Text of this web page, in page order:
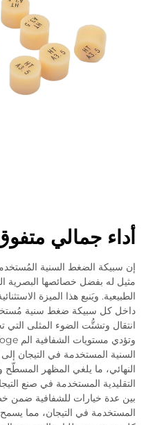
أداء جمالي
إن سبيكة الضغط السنية
مثيل له بفضل خصائصها البصرية
الطبيعية. ويَنبع هذا الميزة
داخل كل سبيكة ضغط سنية
انتقال وتشتُّت الضوء المثلى التي
السنية المستخدمة في التيجان
النهائي، ما يلغي المظهر المسطّح
التقليدية المستخدمة في صنع
بين عدة خيارات للشفافية ضمن
المستخدمة في التيجان، مما